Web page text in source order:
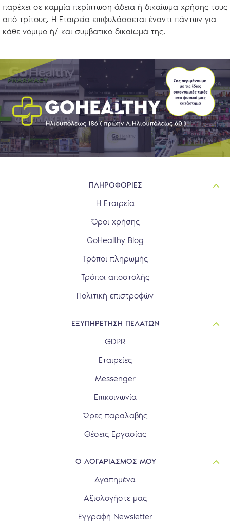
παρέχει σε καμμία περίπτωση άδεια ή δικαίωμα χρήσης τους
από τρίτους. Η Εταιρεία επιφυλάσσεται έναντι πάντων για
κάθε νόμιμο ή/ και συμβατικό δικαίωμά της.
ΠΛΗΡΟΦΟΡΙΕΣ
Η Εταιρεία
Όροι χρήσης
GoHealthy Blog
Τρόποι πληρωμής
Τρόποι αποστολής
Πολιτική επιστροφών
ΕΞΥΠΗΡΕΤΗΣΗ ΠΕΛΑΤΩΝ
GDPR
Εταιρείες
Messenger
Επικοινωνία
Ώρες παραλαβής
Θέσεις Εργασίας
Ο ΛΟΓΑΡΙΑΣΜΟΣ ΜΟΥ
Αγαπημένα
Αξιολογήστε μας
Εγγραφή Newsletter